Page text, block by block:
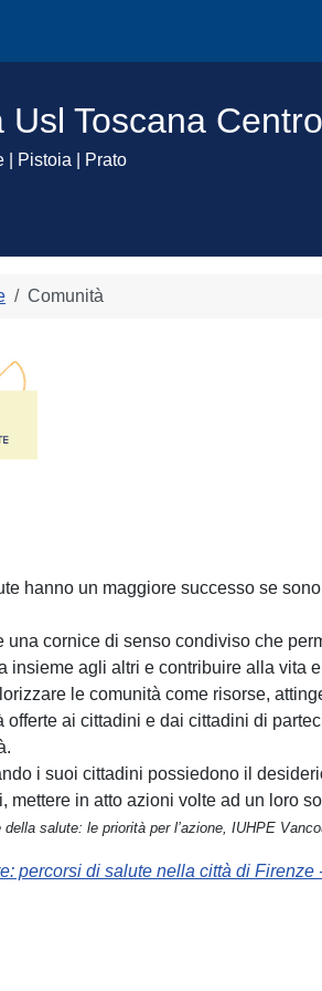
Usl Toscana Centro
| Pistoia | Prato
Comunità
hanno un maggiore successo se
cornice di senso condiviso che
insieme agli altri e contribuire alla vita
le comunità come risorse,
offerte ai cittadini e dai cittadini di
i suoi cittadini possiedono il
mettere in atto azioni volte ad un loro
salute: le priorità per l’azione, IUHPE
percorsi di salute nella città di